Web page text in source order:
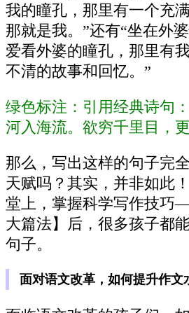
我的瞳孔，那里有一个充
那就是我。”还有“坐在外
爱看外婆的瞳孔，那里有
不清的故事和回忆。”
绿色标注：引用经典诗句
河入海流。欲穷千里目，更
那么，写出这样的句子完
天赋吗？其实，并非如此
堂上，掌握科学写作技巧
大篇法】后，很多孩子都
句子。
面对语文改革，如何提升作文